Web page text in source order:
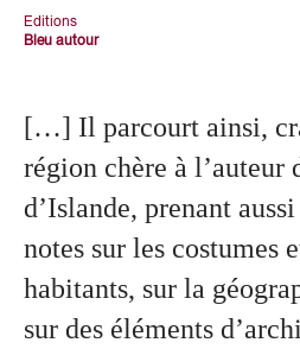
Editions
Bleu autour
[…] Il parcourt ainsi,
région chère à l’auteur
d’Islande, prenant
notes sur les costumes
habitants, sur la
sur des éléments